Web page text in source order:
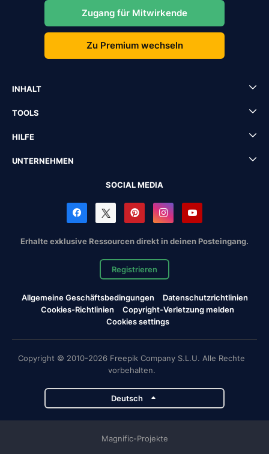
Zugang für Mitwirkende
Zu Premium wechseln
INHALT
TOOLS
HILFE
UNTERNEHMEN
SOCIAL MEDIA
Erhalte exklusive Ressourcen direkt in deinen Posteingang.
Registrieren
Allgemeine Geschäftsbedingungen
Datenschutzrichtlinien
Cookies-Richtlinien
Copyright-Verletzung melden
Cookies settings
Copyright © 2010-2026 Freepik Company S.L.U. Alle Rechte
vorbehalten.
Deutsch
Magnific-Projekte